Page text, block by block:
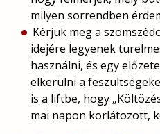
milyen sorrendben
Kérjük meg a
idejére legyenek
használni, és egy
elkerülni a
is a liftbe, hogy
mai napon korlátozott,